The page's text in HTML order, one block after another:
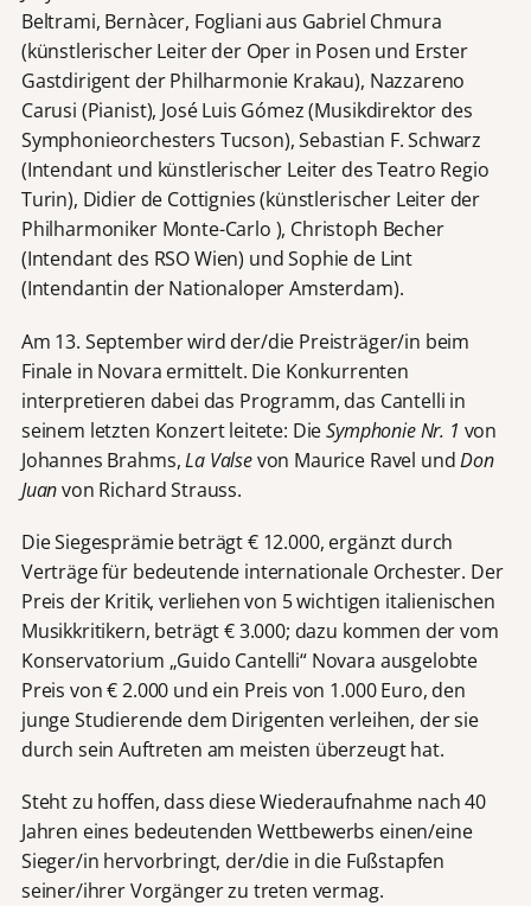
Beltrami, Bernàcer, Fogliani aus Gabriel Chmura
(künstlerischer Leiter der Oper in Posen und Erster
Gastdirigent der Philharmonie Krakau), Nazzareno
Carusi (Pianist), José Luis Gómez (Musikdirektor des
Symphonieorchesters Tucson), Sebastian F. Schwarz
(Intendant und künstlerischer Leiter des Teatro Regio
Turin), Didier de Cottignies (künstlerischer Leiter der
Philharmoniker Monte-Carlo ), Christoph Becher
(Intendant des RSO Wien) und Sophie de Lint
(Intendantin der Nationaloper Amsterdam).
Am 13. September wird der/die Preisträger/in beim
Finale in Novara ermittelt. Die Konkurrenten
interpretieren dabei das Programm, das Cantelli in
seinem letzten Konzert leitete: DieSymphonie Nr. 1 von
Johannes Brahms,La Valsevon Maurice Ravel undDon
Juanvon Richard Strauss.
Die Siegesprämie beträgt € 12.000, ergänzt durch
Verträge für bedeutende internationale Orchester. Der
Preis der Kritik, verliehen von 5 wichtigen italienischen
Musikkritikern, beträgt € 3.000; dazu kommen der vom
Konservatorium „Guido Cantelli“ Novara ausgelobte
Preis von € 2.000 und ein Preis von 1.000 Euro, den
junge Studierende dem Dirigenten verleihen, der sie
durch sein Auftreten am meisten überzeugt hat.
Steht zu hoffen, dass diese Wiederaufnahme nach 40
Jahren eines bedeutenden Wettbewerbs einen/eine
Sieger/in hervorbringt, der/die in die Fußstapfen
seiner/ihrer Vorgänger zu treten vermag.